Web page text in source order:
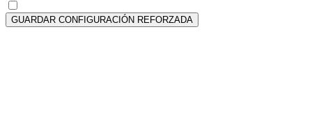
GUARDAR CONFIGURACIÓN REFORZADA